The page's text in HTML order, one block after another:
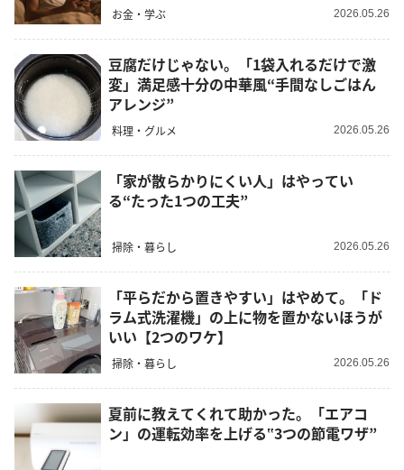
お金・学ぶ 2026.05.26
豆腐だけじゃない。「1袋入れるだけで激
変」満足感十分の中華風“手間なしごはん
アレンジ”
料理・グルメ 2026.05.26
「家が散らかりにくい人」はやってい
る“たった1つの工夫”
掃除・暮らし 2026.05.26
「平らだから置きやすい」はやめて。「ド
ラム式洗濯機」の上に物を置かないほうが
いい【2つのワケ】
掃除・暮らし 2026.05.26
夏前に教えてくれて助かった。「エアコ
ン」の運転効率を上げる‟3つの節電ワザ”